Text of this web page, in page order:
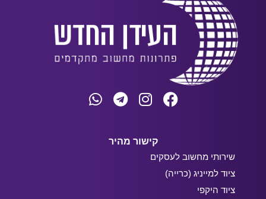
קישור מהיר
שירותי מחשוב לעסקים
ציוד למייניג (כרייה)
ציוד היקפי